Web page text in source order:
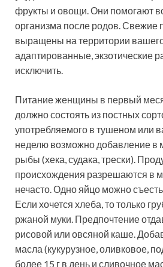
фрукты и овощи. Они помогают
организма после родов.
выращены на территории
адаптированные, экзотические
исключить.
Питание женщины в первый
должно состоять из постных
употребляемого в тушеном или
неделю возможно добавление в
рыбы (хека, судака, трески).
происхождения разрешаются в
нечасто. Одно яйцо можно
Если хочется хлеба, то только
ржаной муки. Предпочтение
рисовой или овсяной каше.
масла (кукурузное, оливковое,
более 15 г в день и сливочное